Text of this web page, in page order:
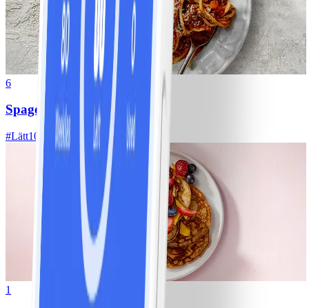
6
Spagetti med köttfärssås
#Lätt10 MIN
1